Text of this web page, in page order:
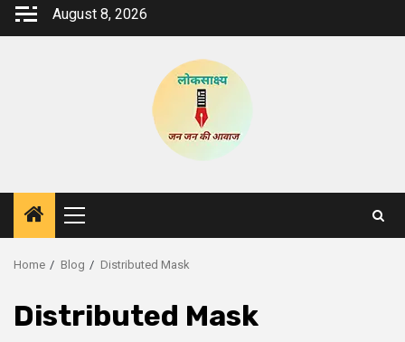
Skip
August 8, 2026
Primary
Menu
Home Blog Distributed Mask
Distributed Mask